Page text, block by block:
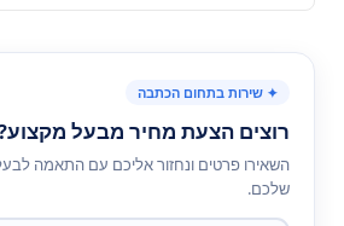
✦ שירות בתחום הכתבה
רוצים הצעת מחיר מבעל
השאירו פרטים ונחזור אליכם עם התאמה
שלכם.